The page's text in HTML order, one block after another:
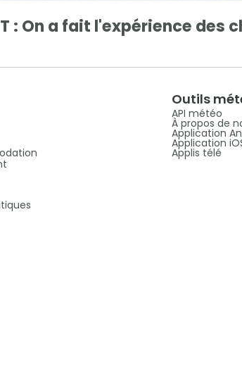
: On a fait l'expérience
Outils
API météo
À propos de
Application
Application
Applis télé